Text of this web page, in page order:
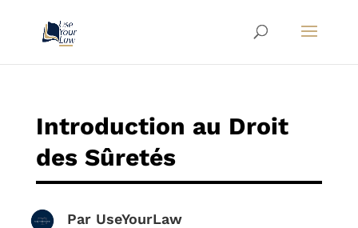
Introduction au Droit
des Sûretés
Par UseYourLaw